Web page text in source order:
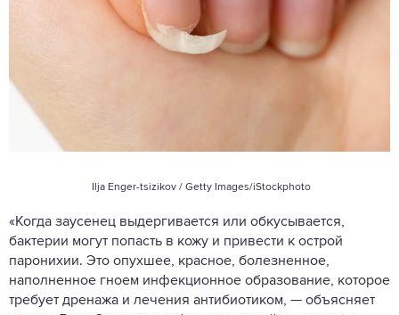
Ilja Enger-tsizikov / Getty Images/iStockphoto
«Когда заусенец выдергивается или обкусывается,
бактерии могут попасть в кожу и привести к острой
паронихии. Это опухшее, красное, болезненное,
наполненное гноем инфекционное образование, которое
требует дренажа и лечения антибиотиком, — объясняет